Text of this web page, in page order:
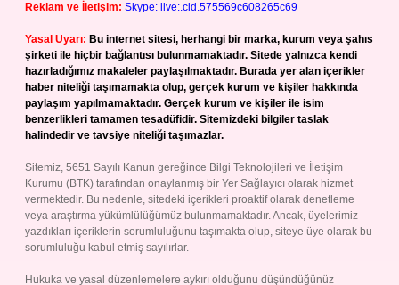
Reklam ve İletişim: Skype: live:.cid.575569c608265c69
Yasal Uyarı: Bu internet sitesi, herhangi bir marka, kurum veya şahıs
şirketi ile hiçbir bağlantısı bulunmamaktadır. Sitede yalnızca kendi
hazırladığımız makaleler paylaşılmaktadır. Burada yer alan içerikler
haber niteliği taşımamakta olup, gerçek kurum ve kişiler hakkında
paylaşım yapılmamaktadır. Gerçek kurum ve kişiler ile isim
benzerlikleri tamamen tesadüfidir. Sitemizdeki bilgiler taslak
halindedir ve tavsiye niteliği taşımazlar.
Sitemiz, 5651 Sayılı Kanun gereğince Bilgi Teknolojileri ve İletişim
Kurumu (BTK) tarafından onaylanmış bir Yer Sağlayıcı olarak hizmet
vermektedir. Bu nedenle, sitedeki içerikleri proaktif olarak denetleme
veya araştırma yükümlülüğümüz bulunmamaktadır. Ancak, üyelerimiz
yazdıkları içeriklerin sorumluluğunu taşımakta olup, siteye üye olarak bu
sorumluluğu kabul etmiş sayılırlar.
Hukuka ve yasal düzenlemelere aykırı olduğunu düşündüğünüz